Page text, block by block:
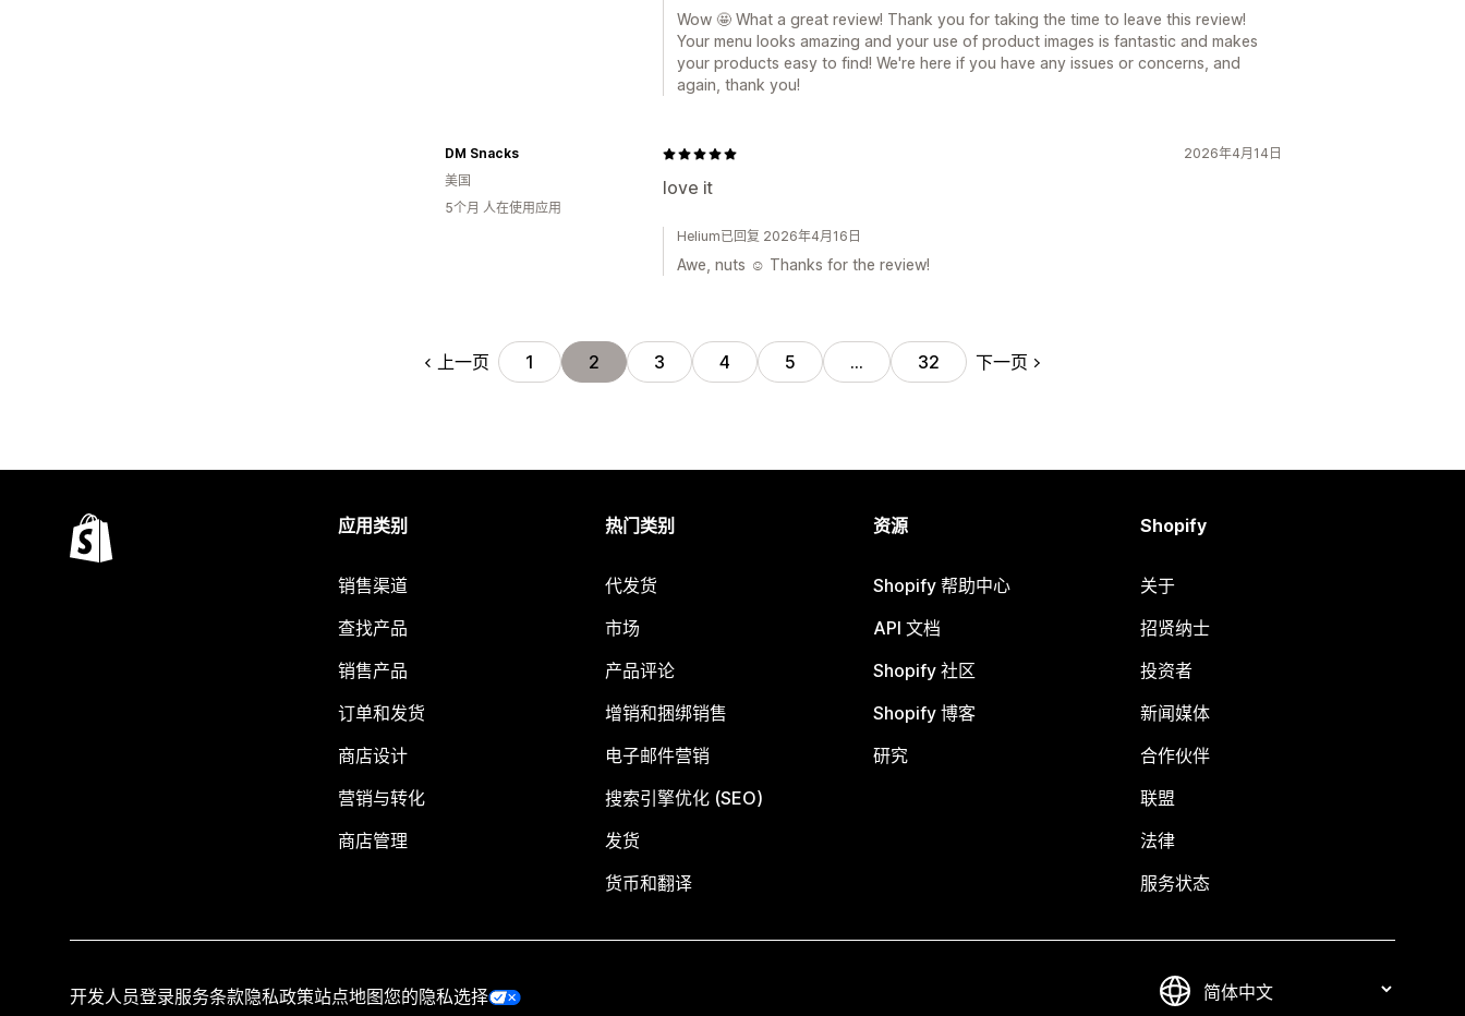
Wow 🤩 What a great review! Thank you for taking the time to leave this review!
Your menu looks amazing and your use of product images is fantastic and makes
your products easy to find! We're here if you have any issues or concerns, and
again, thank you!
2026年4月14日
love it
DM Snacks
美国
5个月 人在使用应用
Helium已回复 2026年4月16日
Awe, nuts ☺️ Thanks for the review!
上一页 1 2 3 4 5 … 32 下一页
应用类别
销售渠道
查找产品
销售产品
订单和发货
商店设计
营销与转化
商店管理
热门类别
代发货
市场
产品评论
增销和捆绑销售
电子邮件营销
搜索引擎优化 (SEO)
发货
货币和翻译
资源
Shopify 帮助中心
API 文档
Shopify 社区
Shopify 博客
研究
Shopify
关于
招贤纳士
投资者
新闻媒体
合作伙伴
联盟
法律
服务状态
开发人员登录服务条款隐私政策站点地图您的隐私选择